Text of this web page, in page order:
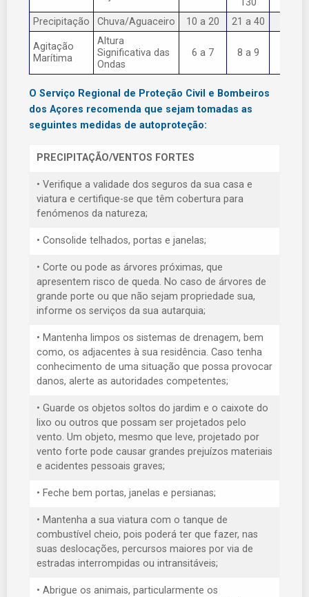
130
Precipitação Chuva/Aguaceiro 10 a 20 21 a 40
Agitação
Marítima
Altura
Significativa das
Ondas
6 a 7 8 a 9
O Serviço Regional de Proteção Civil e Bombeiros
dos Açores recomenda que sejam tomadas as
seguintes medidas de autoproteção:
PRECIPITAÇÃO/VENTOS FORTES
• Verifique a validade dos seguros da sua casa e
viatura e certifique-se que têm cobertura para
fenómenos da natureza;
• Consolide telhados, portas e janelas;
• Corte ou pode as árvores próximas, que
apresentem risco de queda. No caso de árvores de
grande porte ou que não sejam propriedade sua,
informe os serviços da sua autarquia;
• Mantenha limpos os sistemas de drenagem, bem
como, os adjacentes à sua residência. Caso tenha
conhecimento de uma situação que possa provocar
danos, alerte as autoridades competentes;
• Guarde os objetos soltos do jardim e o caixote do
lixo ou outros que possam ser projetados pelo
vento. Um objeto, mesmo que leve, projetado por
vento forte pode causar grandes prejuízos materiais
e acidentes pessoais graves;
• Feche bem portas, janelas e persianas;
• Mantenha a sua viatura com o tanque de
combustível cheio, pois poderá ter que fazer, nas
suas deslocações, percursos maiores por via de
estradas interrompidas ou intransitáveis;
• Abrigue os animais, particularmente os